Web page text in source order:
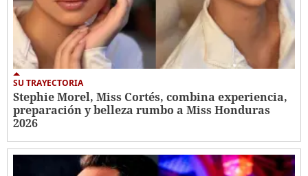
SU TRAYECTORIA
Stephie Morel, Miss Cortés, combina experiencia,
preparación y belleza rumbo a Miss Honduras
2026